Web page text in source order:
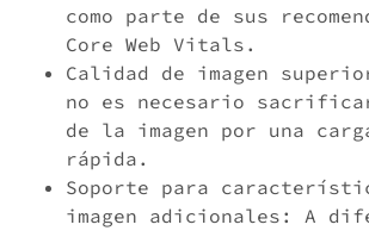
como parte de sus
Core Web Vitals.
Calidad de imagen
no es necesario
de la imagen por una
rápida.
Soporte para
imagen adicionales: A